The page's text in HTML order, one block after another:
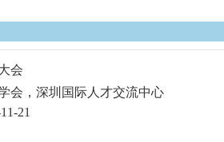
会
会，深圳国际人才交流中心
21